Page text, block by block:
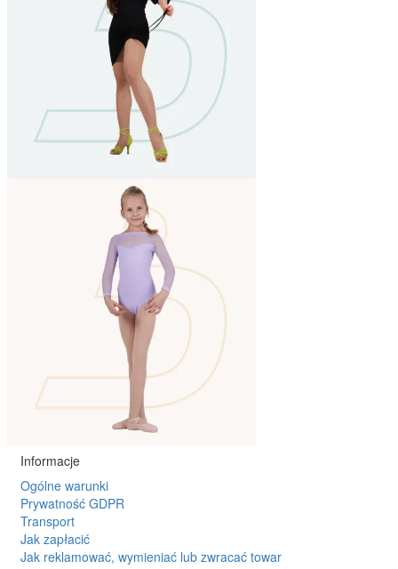
Informacje
Ogólne warunki
Prywatność GDPR
Transport
Jak zapłacić
Jak reklamować, wymieniać lub zwracać towar